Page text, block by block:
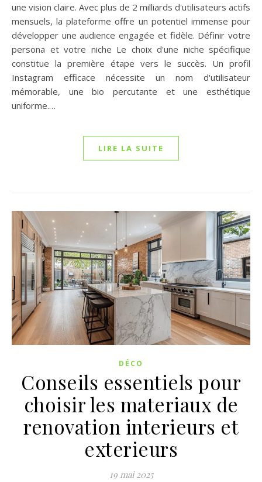
une vision claire. Avec plus de 2 milliards d'utilisateurs actifs
mensuels, la plateforme offre un potentiel immense pour
développer une audience engagée et fidèle. Définir votre
persona et votre niche Le choix d'une niche spécifique
constitue la première étape vers le succès. Un profil
Instagram efficace nécessite un nom d'utilisateur
mémorable, une bio percutante et une esthétique
uniforme.…
LIRE LA SUITE
DÉCO
Conseils essentiels pour
choisir les materiaux de
renovation interieurs et
exterieurs
19 mai 2025